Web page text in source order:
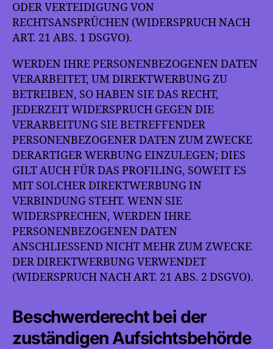
ODER VERTEIDIGUNG VON
RECHTSANSPRÜCHEN (WIDERSPRUCH NACH
ART. 21 ABS. 1 DSGVO).
WERDEN IHRE PERSONENBEZOGENEN DATEN
VERARBEITET, UM DIREKTWERBUNG ZU
BETREIBEN, SO HABEN SIE DAS RECHT,
JEDERZEIT WIDERSPRUCH GEGEN DIE
VERARBEITUNG SIE BETREFFENDER
PERSONENBEZOGENER DATEN ZUM ZWECKE
DERARTIGER WERBUNG EINZULEGEN; DIES
GILT AUCH FÜR DAS PROFILING, SOWEIT ES
MIT SOLCHER DIREKTWERBUNG IN
VERBINDUNG STEHT. WENN SIE
WIDERSPRECHEN, WERDEN IHRE
PERSONENBEZOGENEN DATEN
ANSCHLIESSEND NICHT MEHR ZUM ZWECKE
DER DIREKTWERBUNG VERWENDET
(WIDERSPRUCH NACH ART. 21 ABS. 2 DSGVO).
Beschwerde­recht bei der
zuständigen Aufsichts­behörde